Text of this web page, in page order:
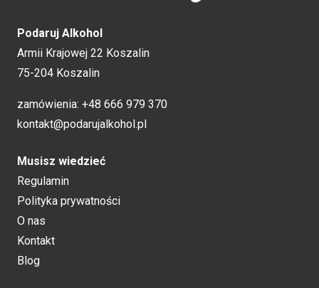
Podaruj Alkohol
Armii Krajowej 22 Koszalin
75-204 Koszalin
zamówienia: +48 666 979 370
kontakt@podarujalkohol.pl
Musisz wiedzieć
Regulamin
Polityka prywatności
O nas
Kontakt
Blog